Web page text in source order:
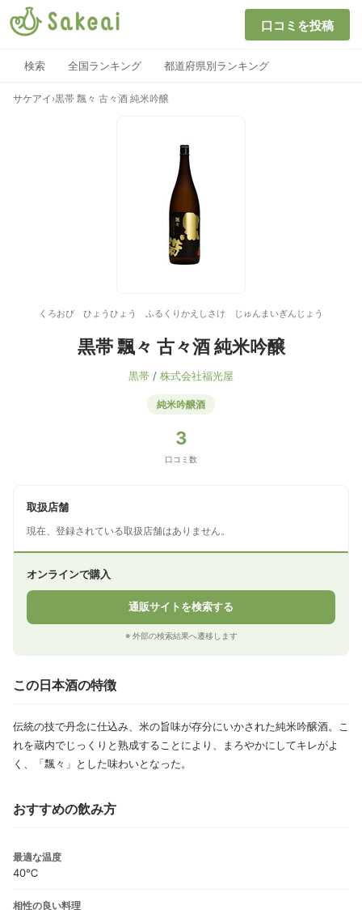
口コミを投稿
検索 全国ランキング 都道府県別ランキング
サケアイ ›黒帯 飄々 古々酒 純米吟醸
くろおび ひょうひょう ふるくりかえしさけ じゅんまいぎんじょう
黒帯 飄々 古々酒 純米吟醸
黒帯 / 株式会社福光屋
純米吟醸酒
3
口コミ数
取扱店舗
現在、登録されている取扱店舗はありません。
オンラインで購入
通販サイトを検索する
※ 外部の検索結果へ遷移します
この日本酒の特徴
伝統の技で丹念に仕込み、米の旨味が存分にいかされた純米吟醸酒。こ
れを蔵内でじっくりと熟成することにより、まろやかにしてキレがよ
く、「飄々」とした味わいとなった。
おすすめの飲み方
最適な温度
40℃
相性の良い料理